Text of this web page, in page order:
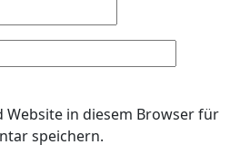
Website in diesem Browser für
speichern.